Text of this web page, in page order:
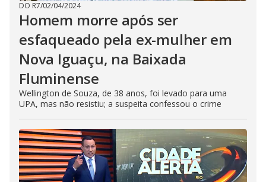
DO R7/02/04/2024
Homem morre após ser
esfaqueado pela ex-mulher em
Nova Iguaçu, na Baixada
Fluminense
Wellington de Souza, de 38 anos, foi levado para uma
UPA, mas não resistiu; a suspeita confessou o crime